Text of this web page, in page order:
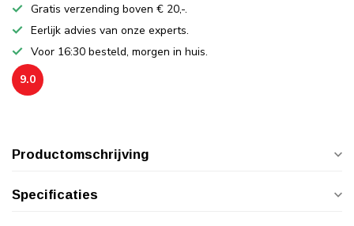
Gratis verzending boven € 20,-.
Eerlijk advies van onze experts.
Voor 16:30 besteld, morgen in huis.
9.0
Productomschrijving
Specificaties